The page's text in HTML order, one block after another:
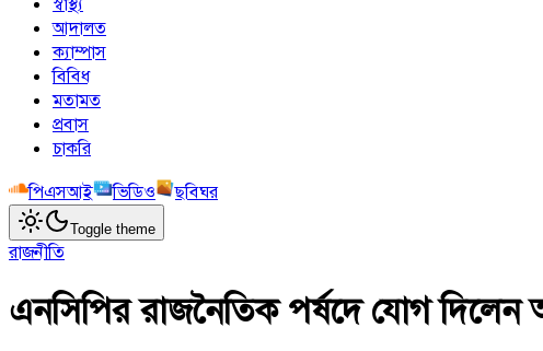
আদালত
ক্যাম্পাস
বিবিধ
মতামত
প্রবাস
চাকরি
পিএসআই
ভিডিও ছবিঘর
Toggle theme
রাজনীতি
এনসিপির রাজনৈতিক পর্ষদে যোগ